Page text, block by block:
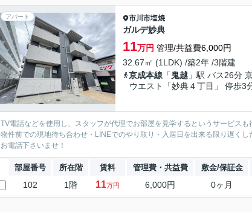
アパート 市川市塩焼
ガルデ妙典
11万円 管理/共益費6,000円
32.67㎡ (1LDK) /築2年 /3階建
京成本線 「 鬼越 」駅 バス26分
ウエスト「妙典４丁目」 停歩3
TV電話などを使用し、スタッフが代理でお部屋を見学するというサービスも
物件前での現地待ち合わせ・LINEでのやり取り・入居日を出来る限り遅く
お電話下さいませ！
部屋番号 所在階 賃料 管理費・共益費 敷金/保証金
102 1階 11万円 6,000円 0ヶ月